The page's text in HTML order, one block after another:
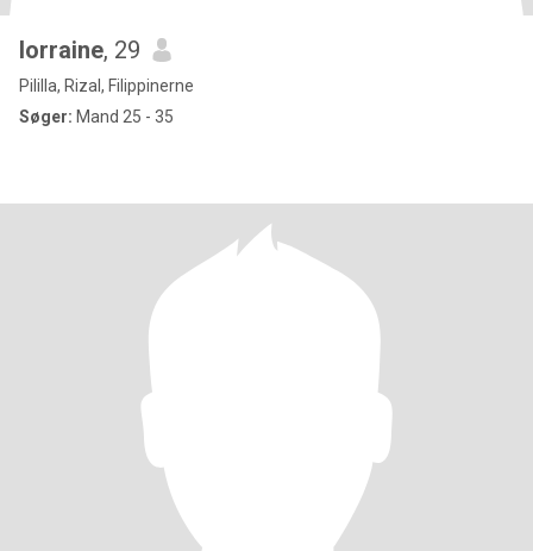
lorraine, 29
Pililla, Rizal, Filippinerne
Søger: Mand 25 - 35